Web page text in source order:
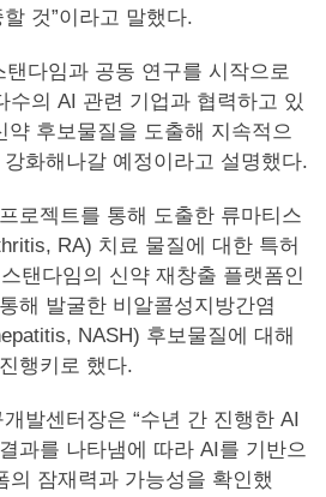
것”이라고 말했다.
탠다임과 공동 연구를 시작으로
수의 AI 관련 기업과 협력하고 있
약 후보물질을 도출해 지속적으
화해나갈 예정이라고 설명했다.
로젝트를 통해 도출한 류마티스
RA) 치료 물질에 대한 특허
탠다임의 신약 재창출 플랫폼인
해 발굴한 비알콜성지방간염
NASH) 후보물질에 대해
행키로 했다.
발센터장은 “수년 간 진행한 AI
과를 나타냄에 따라 AI를 기반으
의 잠재력과 가능성을 확인했